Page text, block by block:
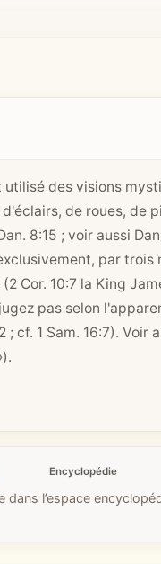
des visions
de roues, de
8:15 ; voir aussi
par trois
(2 Cor. 10:7 la King
pas selon
; cf. 1 Sam. 16:7). Voir
Encyclopédie
l’espace